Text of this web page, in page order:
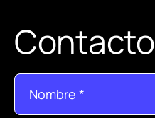
Contacto
Nombre *